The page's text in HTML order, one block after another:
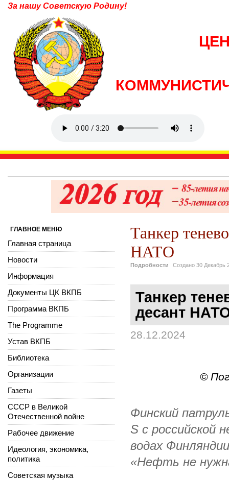
За нашу Советскую Родину!
Танкер
НАТО
Подробности Создано 30 Декабрь
Танкер
десант
28.12.2024
©
Финский
S с российской
водах
«Нефть не
ГЛАВНОЕ МЕНЮ
Главная страница
Новости
Информация
Документы ЦК ВКПБ
Программа ВКПБ
The Programme
Устав ВКПБ
Библиотека
Организации
Газеты
СССР в Великой
Отечественной войне
Рабочее движение
Идеология, экономика,
политика
Советская музыка